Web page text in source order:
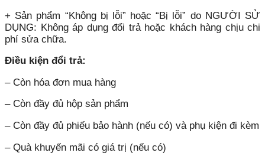
+ Sản phẩm “Không bị lỗi” hoặc “Bị lỗi” do NGƯỜI SỬ
DỤNG: Không áp dụng đổi trả hoặc khách hàng chịu chi
phí sửa chữa.
Điều kiện đổi trả:
– Còn hóa đơn mua hàng
– Còn đầy đủ hộp sản phẩm
– Còn đầy đủ phiếu bảo hành (nếu có) và phụ kiện đi kèm
– Quà khuyến mãi có giá trị (nếu có)